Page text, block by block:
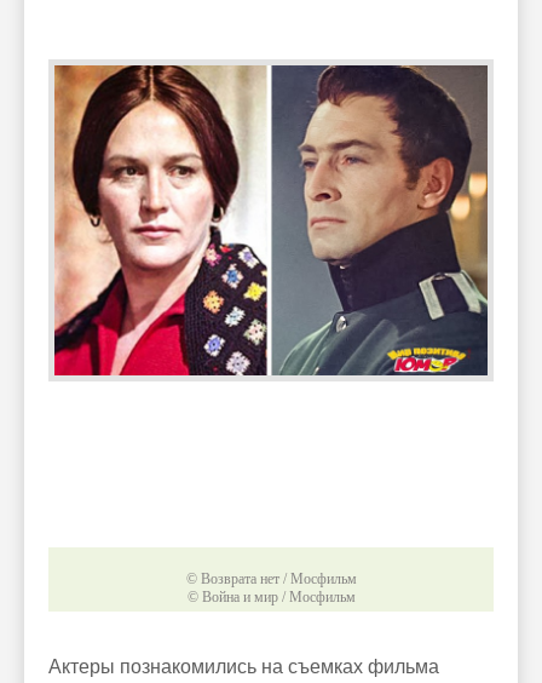
© Возврата нет / Мосфильм
© Война и мир / Мосфильм
Актеры познакомились на съемках фильма